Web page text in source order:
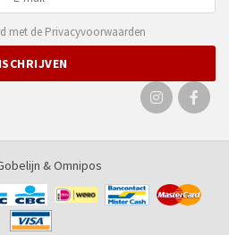
met de Privacyvoorwaarden
&Omnipos